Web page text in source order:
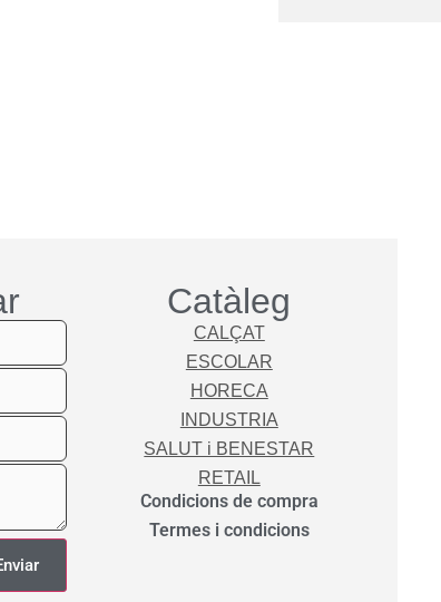
Catàleg
CALÇAT
ESCOLAR
HORECA
INDUSTRIA
SALUT i BENESTAR
RETAIL
Condicions de compra
Termes i condicions